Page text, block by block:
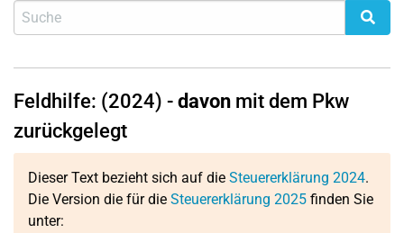
Feldhilfe: (2024) - davon mit dem Pkw
zurückgelegt
Dieser Text bezieht sich auf die Steuererklärung 2024.
Die Version die für die Steuererklärung 2025 finden Sie
unter: